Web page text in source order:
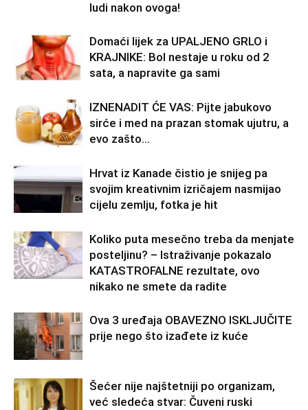
ludi nakon ovoga!
Domaći lijek za UPALJENO GRLO i
KRAJNIKE: Bol nestaje u roku od 2
sata, a napravite ga sami
IZNENADIT ĆE VAS: Pijte jabukovo
sirće i med na prazan stomak ujutru, a
evo zašto…
Hrvat iz Kanade čistio je snijeg pa
svojim kreativnim izričajem nasmijao
cijelu zemlju, fotka je hit
Koliko puta mesečno treba da menjate
posteljinu? – Istraživanje pokazalo
KATASTROFALNE rezultate, ovo
nikako ne smete da radite
Ova 3 uređaja OBAVEZNO ISKLJUČITE
prije nego što izađete iz kuće
Šećer nije najštetniji po organizam,
već sledeća stvar: Čuveni ruski